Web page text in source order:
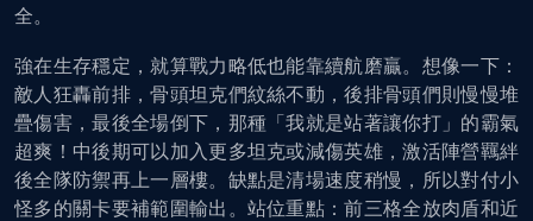
全。
強在生存穩定，就算戰力略低也能靠續航磨贏。想像一下：
敵人狂轟前排，骨頭坦克們紋絲不動，後排骨頭們則慢慢堆
疊傷害，最後全場倒下，那種「我就是站著讓你打」的霸氣
超爽！中後期可以加入更多坦克或減傷英雄，激活陣營羈絆
後全隊防禦再上一層樓。缺點是清場速度稍慢，所以對付小
怪多的關卡要補範圍輸出。站位重點：前三格全放肉盾和近